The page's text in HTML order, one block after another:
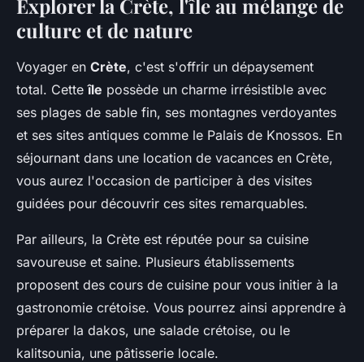
Explorer la Crète, l'île au mélange de
culture et de nature
Voyager en Crète, c'est s'offrir un dépaysement
total. Cetteîle possède un charme irrésistible avec
ses plages de sable fin, ses montagnes verdoyantes
et ses sites antiques comme le Palais de Knossos. En
séjournant dans une location de vacances en Crète,
vous aurez l'occasion de participer à des visites
guidées pour découvrir ces sites remarquables.
Par ailleurs, la Crète est réputée pour sa cuisine
savoureuse et saine. Plusieurs établissements
proposent des cours de cuisine pour vous initier à la
gastronomie crétoise. Vous pourrez ainsi apprendre à
préparer la dakos, une salade crétoise, ou le
kalitsounia, une pâtisserie locale.